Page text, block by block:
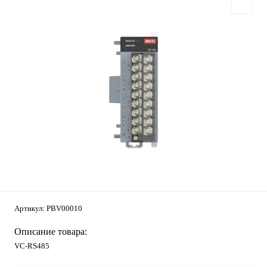
Артикул: PBV00010
Описание товара:
VC-RS485